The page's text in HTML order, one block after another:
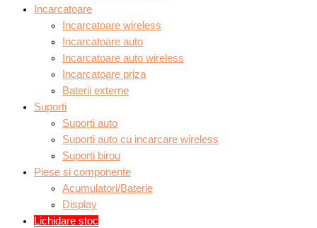
Incarcatoare
Incarcatoare wireless
Incarcatoare auto
Incarcatoare auto wireless
Incarcatoare priza
Baterii externe
Suporti
Suporti auto
Suporti auto cu incarcare wireless
Suporti birou
Piese si componente
Acumulatori/Baterie
Display
Lichidare stoc